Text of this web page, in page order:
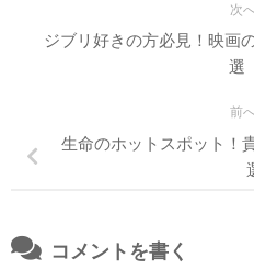
次
ジブリ好きの方必見！映画
選
前
生命のホットスポット！
コメントを書く